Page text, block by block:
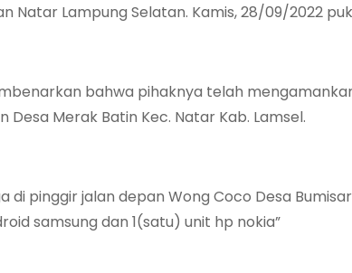
Lampung Selatan. Kamis, 28/09/2022
bahwa pihaknya telah
Merak Batin Kec. Natar Kab. Lamsel.
pinggir jalan depan Wong Coco Desa
samsung dan 1(satu) unit hp nokia”